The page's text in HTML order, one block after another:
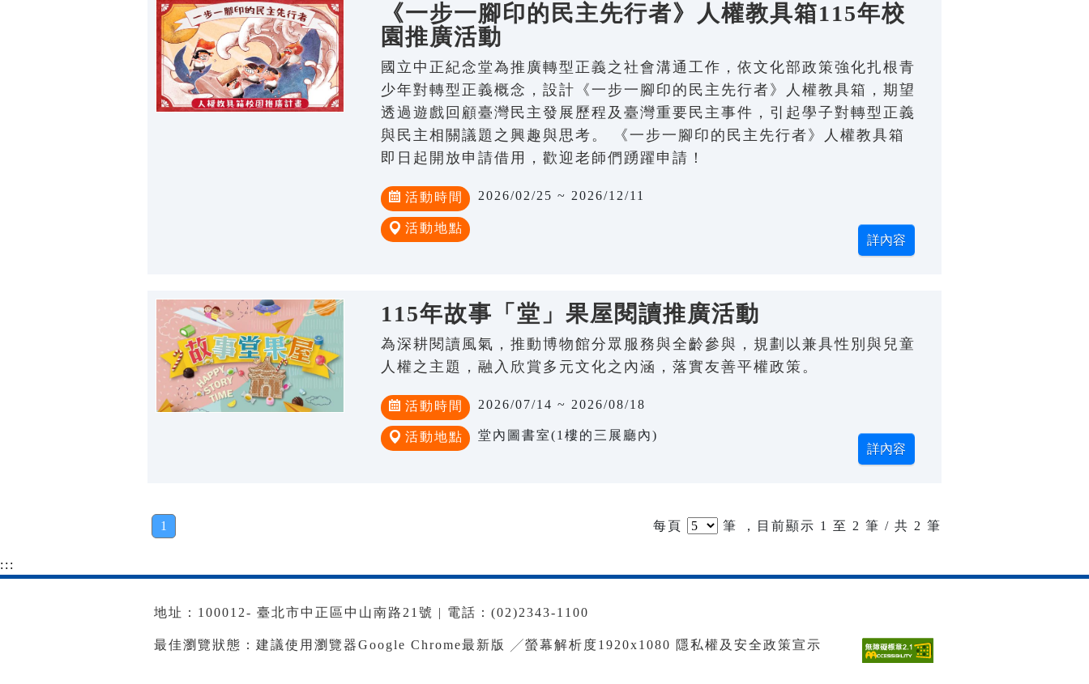
《一步一腳印的民主先行者》人權教具箱115年校
園推廣活動
國立中正紀念堂為推廣轉型正義之社會溝通工作，依文化部政策強化扎根青
少年對轉型正義概念，設計《一步一腳印的民主先行者》人權教具箱，期望
透過遊戲回顧臺灣民主發展歷程及臺灣重要民主事件，引起學子對轉型正義
與民主相關議題之興趣與思考。 《一步一腳印的民主先行者》人權教具箱
即日起開放申請借用，歡迎老師們踴躍申請！
活動時間 2026/02/25 ~ 2026/12/11
活動地點
115年故事「堂」果屋閱讀推廣活動
為深耕閱讀風氣，推動博物館分眾服務與全齡參與，規劃以兼具性別與兒童
人權之主題，融入欣賞多元文化之內涵，落實友善平權政策。
活動時間 2026/07/14 ~ 2026/08/18
活動地點 堂內圖書室(1樓的三展廳內)
1 每頁 筆 ，目前顯示 1 至 2 筆 / 共 2 筆
:::
地址：100012- 臺北市中正區中山南路21號 | 電話：(02)2343-1100
最佳瀏覽狀態：建議使用瀏覽器Google Chrome最新版 ╱螢幕解析度1920x1080 隱私權及安全政策宣示